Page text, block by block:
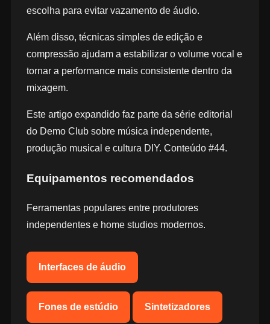
escolha para evitar vazamento de áudio.
Além disso, técnicas simples de edição e
compressão ajudam a estabilizar o volume vocal e
tornar a performance mais consistente dentro da
mixagem.
Este artigo expandido faz parte da série editorial
do Demo Club sobre música independente,
produção musical e cultura DIY. Conteúdo #44.
Equipamentos recomendados
Ferramentas populares entre produtores
independentes e home studios modernos.
Interfaces de áudio
Fones de estúdio Sintetizadores